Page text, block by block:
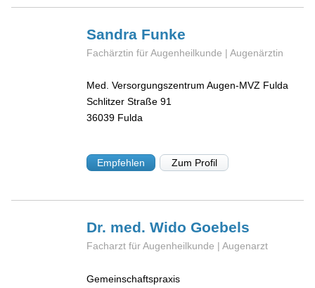
Sandra Funke
Fachärztin für Augenheilkunde | Augenärztin
Med. Versorgungszentrum Augen-MVZ Fulda
Schlitzer Straße 91
36039 Fulda
Empfehlen Zum Profil
Dr. med. WidoGoebels
Facharzt für Augenheilkunde | Augenarzt
Gemeinschaftspraxis